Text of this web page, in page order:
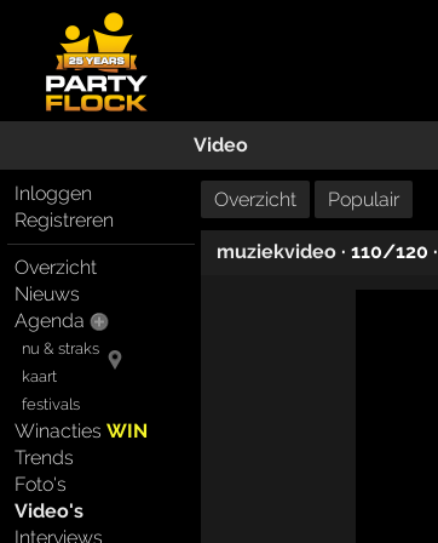
Video
Inloggen
Registreren
Overzicht
Nieuws
Agenda
nu & straks
kaart
festivals
WinactiesWIN
Trends
Foto's
Video's
Interviews
Overzicht Populair
muziekvideo· 110/120 ·